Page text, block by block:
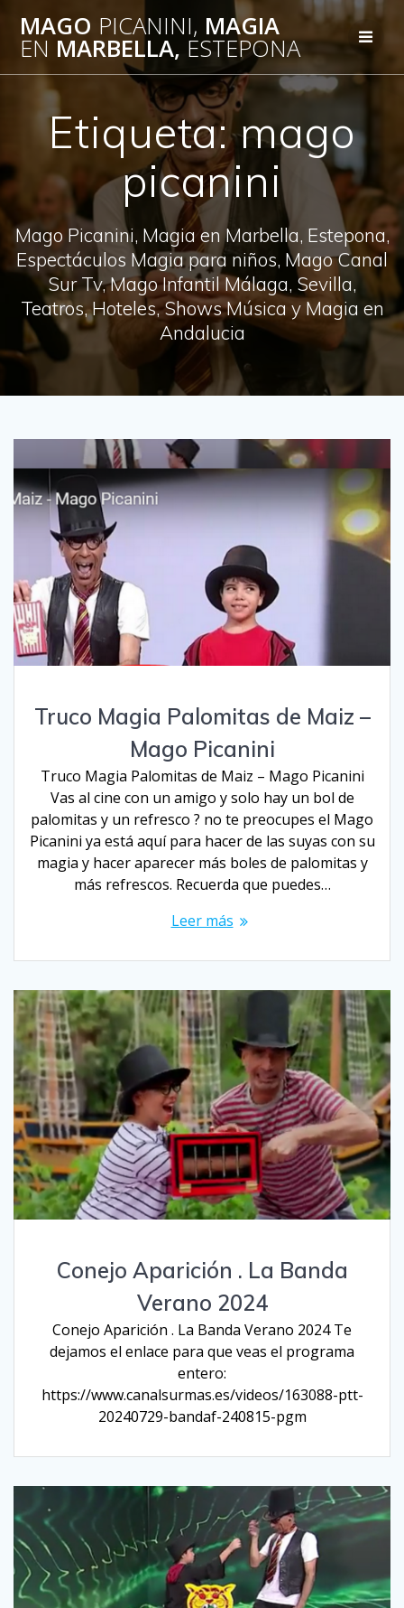
Saltar
al
contenido
MAGO PICANINI, MAGIA
EN MARBELLA, ESTEPONA
Etiqueta:mago
picanini
Mago Picanini, Magia en Marbella, Estepona,
Espectáculos Magia para niños, Mago Canal
Sur Tv, Mago Infantil Málaga, Sevilla,
Teatros, Hoteles, Shows Música y Magia en
Andalucia
Truco Magia Palomitas de Maiz –
Mago Picanini
Truco Magia Palomitas de Maiz – Mago Picanini
Vas al cine con un amigo y solo hay un bol de
palomitas y un refresco ? no te preocupes el Mago
Picanini ya está aquí para hacer de las suyas con su
magia y hacer aparecer más boles de palomitas y
más refrescos. Recuerda que puedes…
Leer más
Conejo Aparición . La Banda
Verano 2024
Conejo Aparición . La Banda Verano 2024 Te
dejamos el enlace para que veas el programa
entero:
https://www.canalsurmas.es/videos/163088-ptt-
20240729-bandaf-240815-pgm